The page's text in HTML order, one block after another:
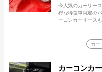
今人気のカーリー
得な特選車限定の
ーコンカーリース
カ
カーコンカ